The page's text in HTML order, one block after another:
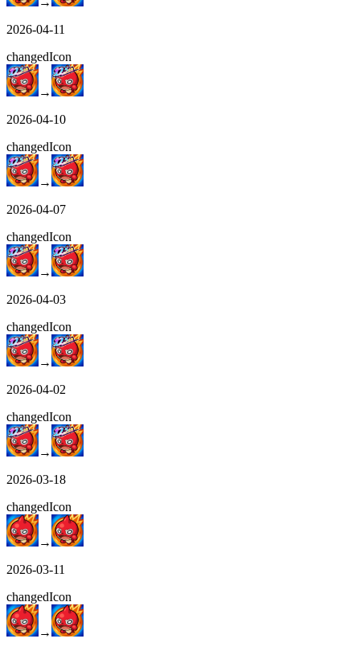
2026-04-11
changedIcon
→
2026-04-10
changedIcon
→
2026-04-07
changedIcon
→
2026-04-03
changedIcon
→
2026-04-02
changedIcon
→
2026-03-18
changedIcon
→
2026-03-11
changedIcon
→